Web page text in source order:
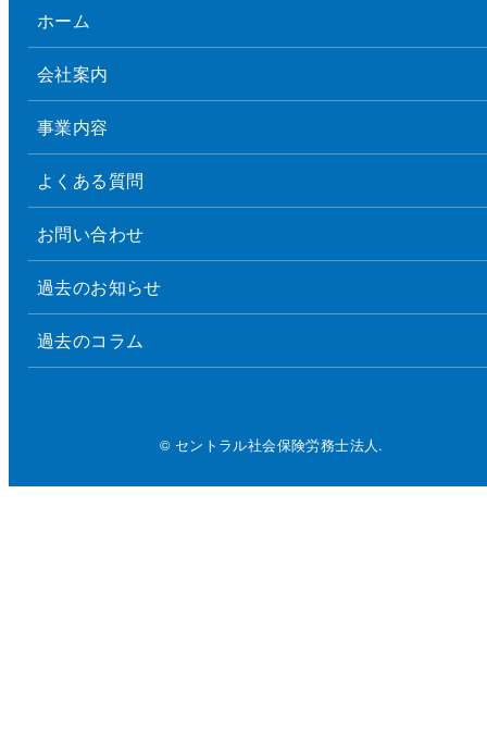
ホーム
会社案内
事業内容
よくある質問
お問い合わせ
過去のお知らせ
過去のコラム
© セントラル社会保険労務士法人.